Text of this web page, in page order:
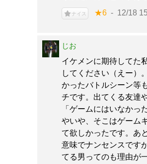
ナイス ★6 12/18
じお
イケメンに期待してた
してください（えー）
かったバトルシーン等
チです。出てくる友達
「ゲームにはいなかっ
やいや、そこはゲーム
て欲しかったです。あ
意味でナンセンスです
てる男ってのも理由が